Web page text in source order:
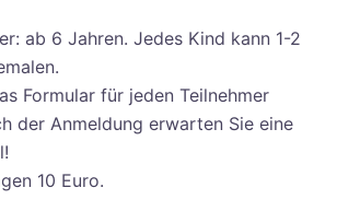
ab 6 Jahren. Jedes Kind kann 1-2
Formular für jeden Teilnehmer
der Anmeldung erwarten Sie eine
10 Euro.